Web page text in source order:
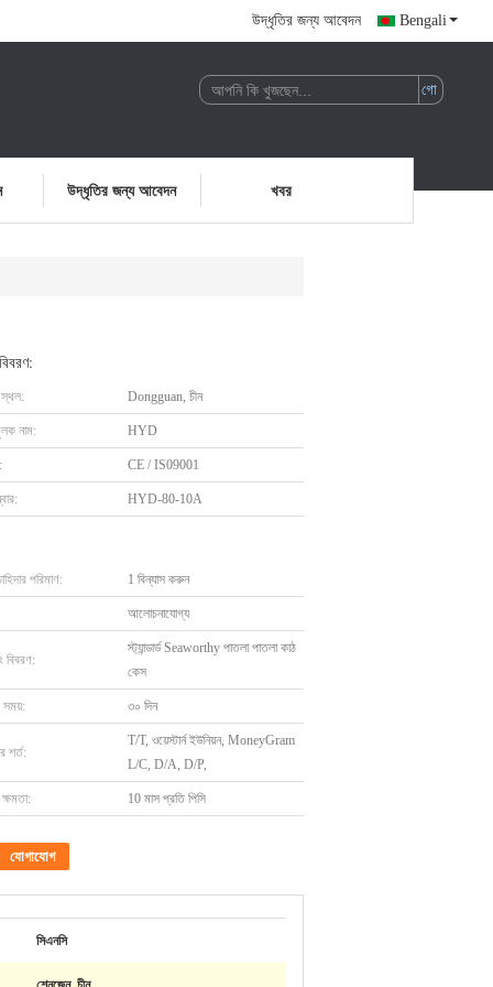
উদ্ধৃতির জন্য আবেদন Bengali
উদ্ধৃতির জন্য আবেদন খবর
Dongguan, চীন
নাম: HYD
CE / IS09001
HYD-80-10A
পরিমাণ: 1 বিন্যাস করুন
আলোচনাযোগ্য
বিবরণ:
স্ট্যান্ডার্ড Seaworthy পাতলা পাতলা কাঠ
কেস
সময়: ৩০ দিন
শর্ত:
T/T, ওয়েস্টার্ন ইউনিয়ন, MoneyGram
L/C, D/A, D/P,
10 মাস প্রতি পিসি
যোগাযোগ
সিএনসি